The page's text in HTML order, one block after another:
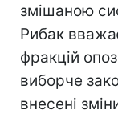
змішаною
Рибак
фракцій
виборче
внесені